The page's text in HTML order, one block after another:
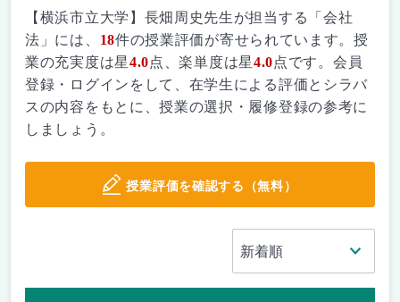
【横浜市立大学】長畑周史先生が担当する「会社
法」には、 18件の授業評価が寄せられています。授
業の充実度は星4.0点、楽単度は星4.0点です。会員
登録・ログインをして、在学生による評価とシラバ
スの内容をもとに、授業の選択・履修登録の参考に
しましょう。
授業評価を確認する（無料）